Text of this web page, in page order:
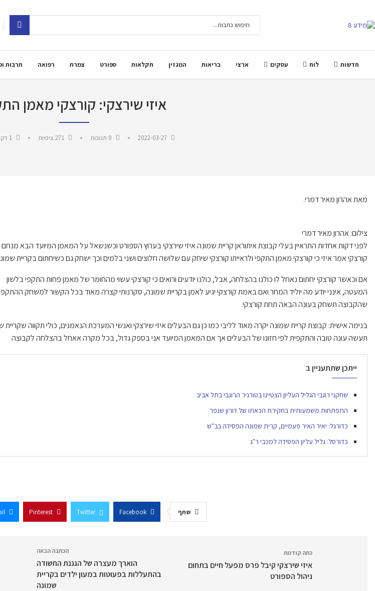
חדשות לוח עסקים ארצי בריאות המגזין חקלאות ספורט צמרת רפואה תרבות
איזי שירצקי: קורצקי מאמן
2022-03-27
271 ציפיות
מאת אהרון מאיר דמרי.
צילום: אהרון מאיר דמרי
לפני דקות אחדות התראיין בעלי קבוצת איתוראן קריית שמונה איזי שירצקי בערוץ הספורט וכשנשאל על המאמן המיועד הבא מנחם
קורצקי אמר איזי כי קורצקי מאמן התקפי ולראייתו קורצקי שיחק עם שלושה חלוצים ושני בלמים וכך ישחק גם כשיחתום בקריית
אם וכאשר קורצקי יחתום נאחל לו כולנו בהצלחה, אבל, כולנו יודעים ורואים כי קורצקי עשוי מהחומר של מאמן פחות התקפי בלשון
המעטה, אינני יודע מה יוליד המחר ואם באמת קורצקי יגיע לאמן בקריית שמונה, סקרנותי קצרה מאוד בכל הקשור למשחק
שהקבוצה תשחק בעונה הבאה תחת קורצקי.
בנימה אישית: קבוצת קריית שמונה יקרה מאוד לליבי כמו כן גם הבעלים איזי שירצקי ואנשי המערכת הנאמנים, כולי תקווה שקריית
תעשה עונה טובה והתקפית לפי חזונו של הבעלים אך אם המאמן המיועד אני בספק גדול, בכל מקרה אאחל בהצלחה לקבוצה
ייתכן שתתעניין ב
שחקני רוגבי הגליל העליון הצטיינו בטורניר הרוגבי בתל אביב
התפתחות משמעותית בחקירת הכאתו של דורון שנפר
כדורגל: יאיר האיר פעמיים, קרית שמונה הפסידה בב"ש
כדורסל: גליל עליון הפסידה למכבי ר"ג
שתף Facebook
Twitter
Pinterest
כתה קודמת
איזי שירצקי קיבל פרס מפעל חיים בתחום
ניהול הספורט
הכתבה הבאה
הוארך מעצרה של הגננת החשודה
בהתעללות בפעוטות במעון ילדים בקריית
שמונה